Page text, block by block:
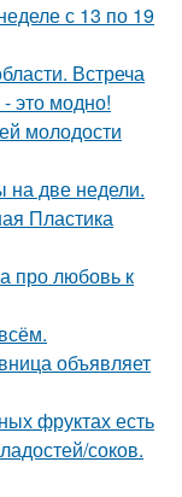
с 13 по 19
Встреча
это модно!
молодости
на две недели.
Пластика
про любовь к
объявляет
фруктах есть
соков.